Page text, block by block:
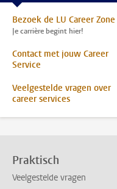
Bezoek de LU Career Zone
Je carrière begint hier!
Contact met jouw Career
Service
Veelgestelde vragen over
career services
Praktisch
Veelgestelde vragen